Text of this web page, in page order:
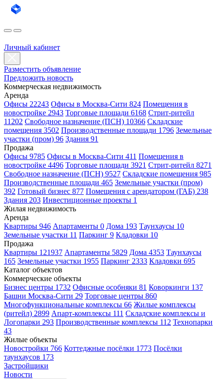
Личный кабинет
Разместить объявление
Предложить новость
Коммерческая недвижимость
Аренда
Офисы 22243 Офисы в Москва-Сити 824 Помещения в
новостройке 2943 Торговые площади 6168 Стрит-ритейл
11202 Свободное назначение (ПСН) 10366 Складские
помещения 3502 Производственные площади 1796 Земельные
участки (пром) 96 Здания 91
Продажа
Офисы 9785 Офисы в Москва-Сити 411 Помещения в
новостройке 4496 Торговые площади 3921 Стрит-ритейл 8271
Свободное назначение (ПСН) 9527 Складские помещения 985
Производственные площади 465 Земельные участки (пром)
392 Готовый бизнес 877 Помещения с арендатором (ГАБ) 238
Здания 203 Инвестиционные проекты 1
Жилая недвижимость
Аренда
Квартиры 946 Апартаменты 0 Дома 193 Таунхаусы 10
Земельные участки 11 Паркинг 9 Кладовки 10
Продажа
Квартиры 121937 Апартаменты 5829 Дома 4353 Таунхаусы
165 Земельные участки 1955 Паркинг 2333 Кладовки 695
Каталог объектов
Коммерческие объекты
Бизнес центры 1732 Офисные особняки 81 Коворкинги 137
Башни Москва-Сити 29 Торговые центры 860
Многофункциональные комплексы 66 Жилые комплексы
(ритейл) 2899 Апарт-комплексы 111 Складские комплексы и
Логопарки 293 Производственные комплексы 112 Технопарки
43
Жилые объекты
Новостройки 766 Коттеджные посёлки 1773 Посёлки
таунхаусов 173
Застройщики
Новости